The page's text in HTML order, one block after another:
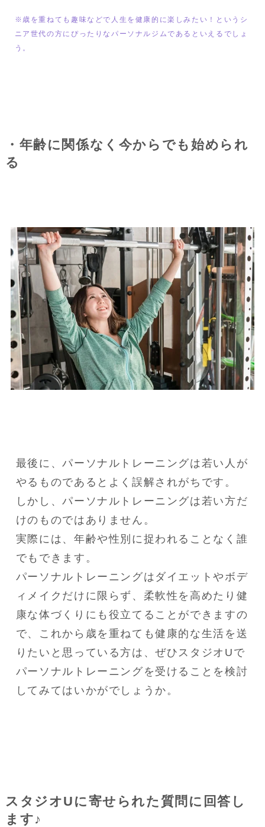
※歳を重ねても趣味などで人生を健康的に楽しみたい！というシ
ニア世代の方にぴったりなパーソナルジムであるといえるでしょ
う。
・年齢に関係なく今からでも始められ
る
最後に、パーソナルトレーニングは若い人が
やるものであるとよく誤解されがちです。
しかし、パーソナルトレーニングは若い方だ
けのものではありません。
実際には、年齢や性別に捉われることなく誰
でもできます。
パーソナルトレーニングはダイエットやボデ
ィメイクだけに限らず、柔軟性を高めたり健
康な体づくりにも役立てることができますの
で、これから歳を重ねても健康的な生活を送
りたいと思っている方は、ぜひスタジオUで
パーソナルトレーニングを受けることを検討
してみてはいかがでしょうか。
スタジオUに寄せられた質問に回答し
ます♪